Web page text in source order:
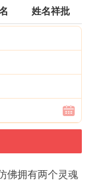
姓名祥批
佛拥有两个灵魂